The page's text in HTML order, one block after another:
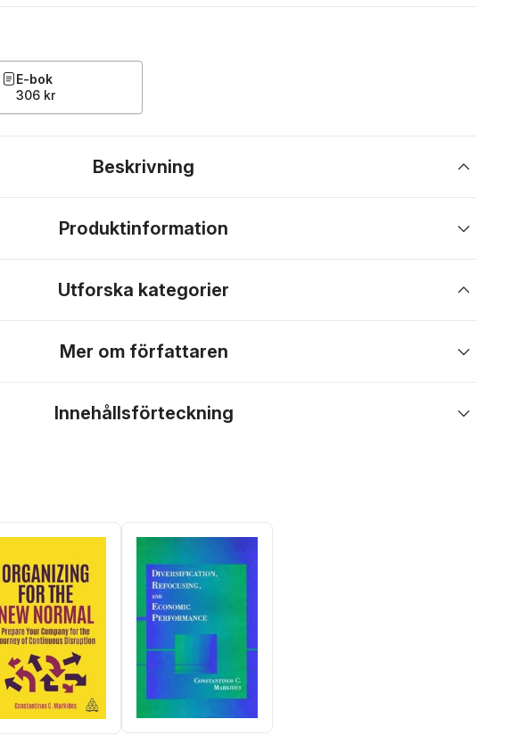
E-bok
306 kr
Beskrivning
Produktinformation
Utforska kategorier
Mer om författaren
Innehållsförteckning